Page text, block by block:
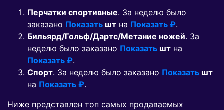
Перчатки спортивные. За неделю было
заказано Показать шт на Показать ₽.
Бильярд/Гольф/Дартс/Метание ножей. За
неделю было заказано Показать шт на
Показать ₽.
Спорт. За неделю было заказано Показать шт
на Показать ₽.
Ниже представлен топ самых продаваемых